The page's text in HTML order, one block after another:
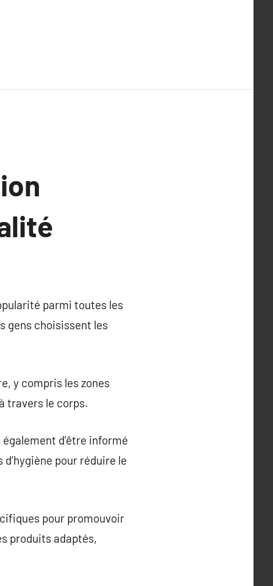
parmi toutes les
gens choisissent les
y compris les zones
travers le corps.
d’être informé
pour réduire le
pour promouvoir
produits adaptés,